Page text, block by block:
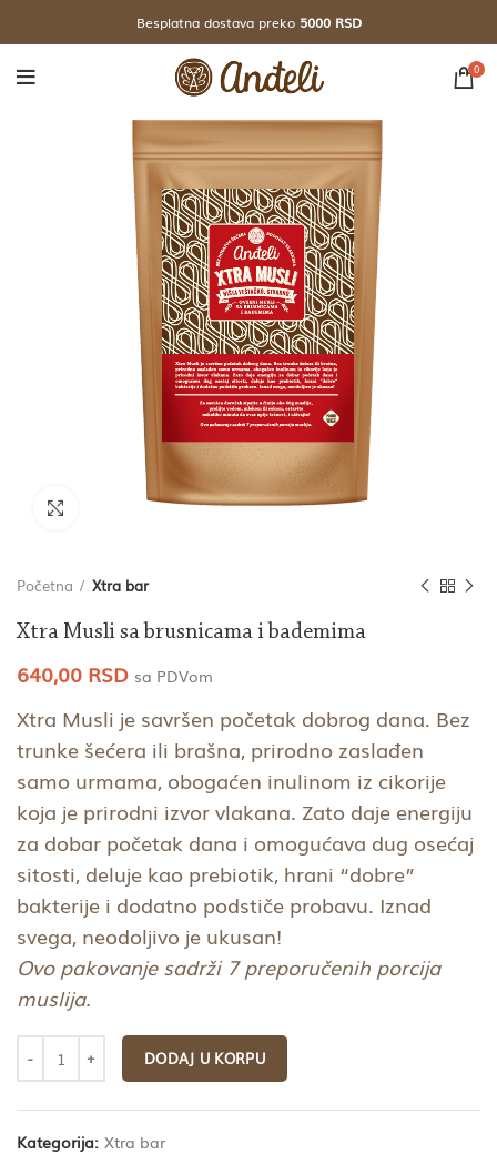
Besplatna dostava preko5000 RSD
0
Click to enlarge
Početna Xtra bar
Xtra Musli sa brusnicama i bademima
640,00 RSD sa PDVom
Xtra Musli je savršen početak dobrog dana. Bez
trunke šećera ili brašna, prirodno zaslađen
samo urmama, obogaćen inulinom iz cikorije
koja je prirodni izvor vlakana. Zato daje energiju
za dobar početak dana i omogućava dug osećaj
sitosti, deluje kao prebiotik, hrani “dobre”
bakterije i dodatno podstiče probavu. Iznad
svega, neodoljivo je ukusan!
Ovo pakovanje sadrži 7 preporučenih porcija
muslija.
DODAJ U KORPU
Kategorija: Xtra bar